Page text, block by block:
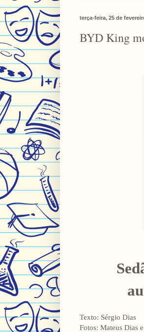
terça-feira, 25 de
BYD King
Texto: Sérgio Dias
Fotos: Mateus Dias